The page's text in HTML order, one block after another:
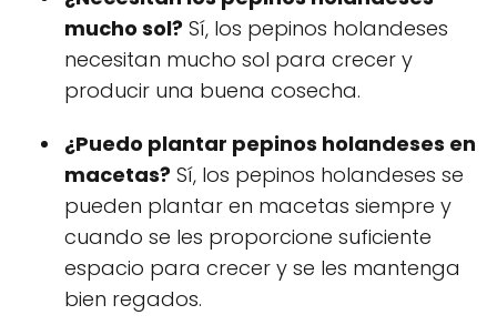
mucho sol? Sí, los pepinos holandeses
necesitan mucho sol para crecer y
producir una buena cosecha.
¿Puedo plantar pepinos holandeses en
macetas? Sí, los pepinos holandeses se
pueden plantar en macetas siempre y
cuando se les proporcione suficiente
espacio para crecer y se les mantenga
bien regados.